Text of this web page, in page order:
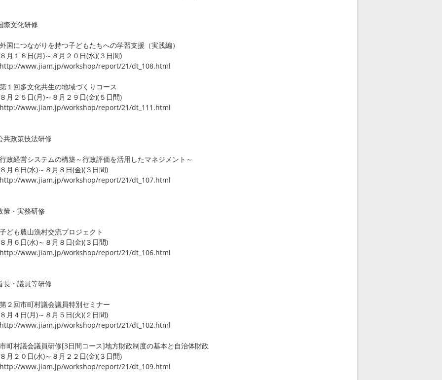
文化研修
国につながりを持つ子どもたちへの学習支援（実践編）
１８日(月)～８月２０日(水)(３日間)
www.jiam.jp/workshop/report/21/dt_108.html
１回多文化共生の地域づくりコース
２５日(月)～８月２９日(金)(５日間)
www.jiam.jp/workshop/report/21/dt_111.html
政策技法研修
政経営システムの構築～行政評価を活用したマネジメント～
６日(水)～８月８日(金)(３日間)
www.jiam.jp/workshop/report/21/dt_107.html
・実務研修
ども農山漁村交流プロジェクト
６日(水)～８月８日(金)(３日間)
www.jiam.jp/workshop/report/21/dt_106.html
・議員等研修
２回市町村議会議員特別セミナー
４日(月)～８月５日(火)(２日間)
www.jiam.jp/workshop/report/21/dt_102.html
町村議会議員研修[3日間コース]地方財政制度の基本と自治体財政
２０日(水)～８月２２日(金)(３日間)
www.jiam.jp/workshop/report/21/dt_109.html